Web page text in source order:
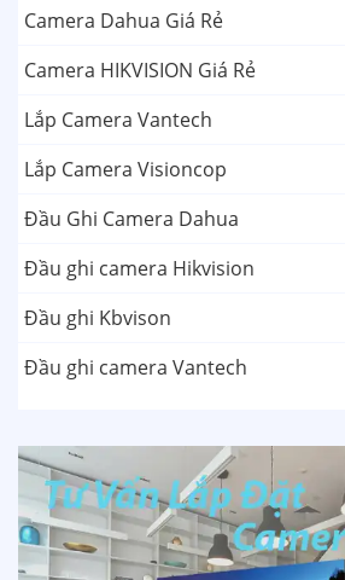
Camera Dahua Giá Rẻ
Camera HIKVISION Giá Rẻ
Lắp Camera Vantech
Lắp Camera Visioncop
Đầu Ghi Camera Dahua
Đầu ghi camera Hikvision
Đầu ghi Kbvison
Đầu ghi camera Vantech